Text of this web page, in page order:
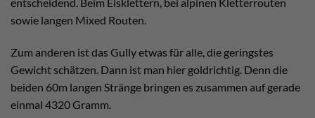
entscheidend. Beim Eisklettern, bei alpinen Kletterrouten
sowie langen Mixed Routen.
Zum anderen ist das Gully etwas für alle, die geringstes
Gewicht schätzen. Dann ist man hier goldrichtig. Denn die
beiden 60m langen Stränge bringen es zusammen auf gerade
einmal 4320 Gramm.